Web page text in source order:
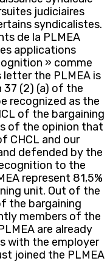
judiciaires
syndicalistes.
de la PLMEA
applications
» comme
the PLMEA is
(2) (a) of the
recognized as the
of the bargaining
of the opinion that
CHCL and our
defended by the
to the
represent 81,5%
unit. Out of the
the bargaining
members of the
are already
with the employer
joined the PLMEA